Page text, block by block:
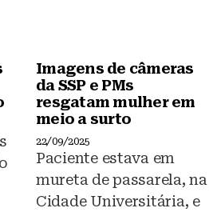
Imagens de câmeras
da SSP e PMs
resgatam mulher em
meio a surto
22/09/2025
Paciente estava em
mureta de passarela, na
Cidade Universitária, e